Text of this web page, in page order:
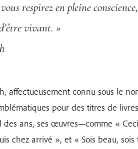
respirez en pleine
vivant. »
affectueusement connu sous le
pour des titres de
des ans, ses œuvres—comme «
chez arrivé », et « Sois beau, sois